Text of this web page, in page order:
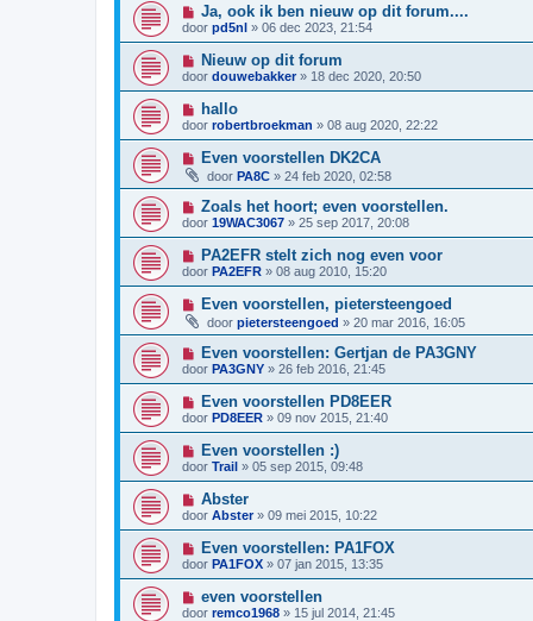
Ja, ook ik ben nieuw op dit forum....
door pd5nl » 06 dec 2023, 21:54
Nieuw op dit forum
door douwebakker » 18 dec 2020, 20:50
hallo
door robertbroekman » 08 aug 2020, 22:22
Even voorstellen DK2CA
door PA8C » 24 feb 2020, 02:58
Zoals het hoort; even voorstellen.
door 19WAC3067 » 25 sep 2017, 20:08
PA2EFR stelt zich nog even voor
door PA2EFR » 08 aug 2010, 15:20
Even voorstellen, pietersteengoed
door pietersteengoed » 20 mar 2016, 16:05
Even voorstellen: Gertjan de PA3GNY
door PA3GNY » 26 feb 2016, 21:45
Even voorstellen PD8EER
door PD8EER » 09 nov 2015, 21:40
Even voorstellen :)
door Trail » 05 sep 2015, 09:48
Abster
door Abster» 09 mei 2015, 10:22
Even voorstellen: PA1FOX
door PA1FOX » 07 jan 2015, 13:35
even voorstellen
door remco1968 » 15 jul 2014, 21:45